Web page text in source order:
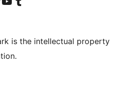
is the intellectual property